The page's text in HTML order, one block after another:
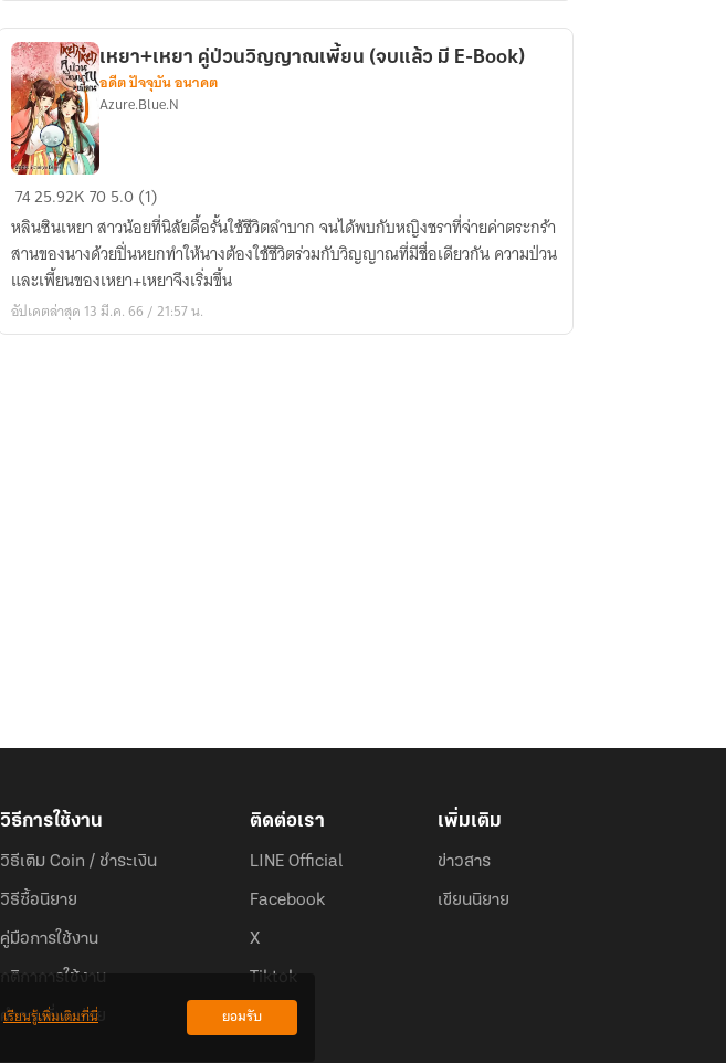
เหยา+เหยา
คู่
ป่วน
วิญญาณ
เพี้ยน
(จบ
เหยา+เหยา คู่ป่วนวิญญาณเพี้ยน (จบแล้ว มี E-Book)
อดีต ปัจจุบัน อนาคต
Azure.Blue.N
7425.92K705.0 (1)
หลินซินเหยา สาวน้อยที่นิสัยดื้อรั้นใช้ชีวิตลำบาก จนได้พบกับหญิงชราที่จ่ายค่าตระกร้า
สานของนางด้วยปิ่นหยกทำให้นางต้องใช้ชีวิตร่วมกับวิญญาณที่มีชื่อเดียวกัน ความป่วน
และเพี้ยนของเหยา+เหยาจึงเริ่มขึ้น
อัปเดตล่าสุด 13 มี.ค. 66 / 21:57 น.
วิธีการใช้งาน
วิธีเติม Coin / ชำระเงิน
วิธีซื้อนิยาย
คู่มือการใช้งาน
กติกาการใช้งาน
คำถามที่พบบ่อย
ติดต่อเรา
LINE Official
Facebook
X
Tiktok
เพิ่มเติม
ข่าวสาร
เขียนนิยาย
เรียนรู้เพิ่มเติมที่นี่ ยอมรับ